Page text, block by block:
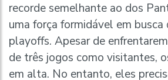
recorde semelhante ao dos
uma força formidável em busca
playoffs. Apesar de
de três jogos como visitantes,
em alta. No entanto, eles